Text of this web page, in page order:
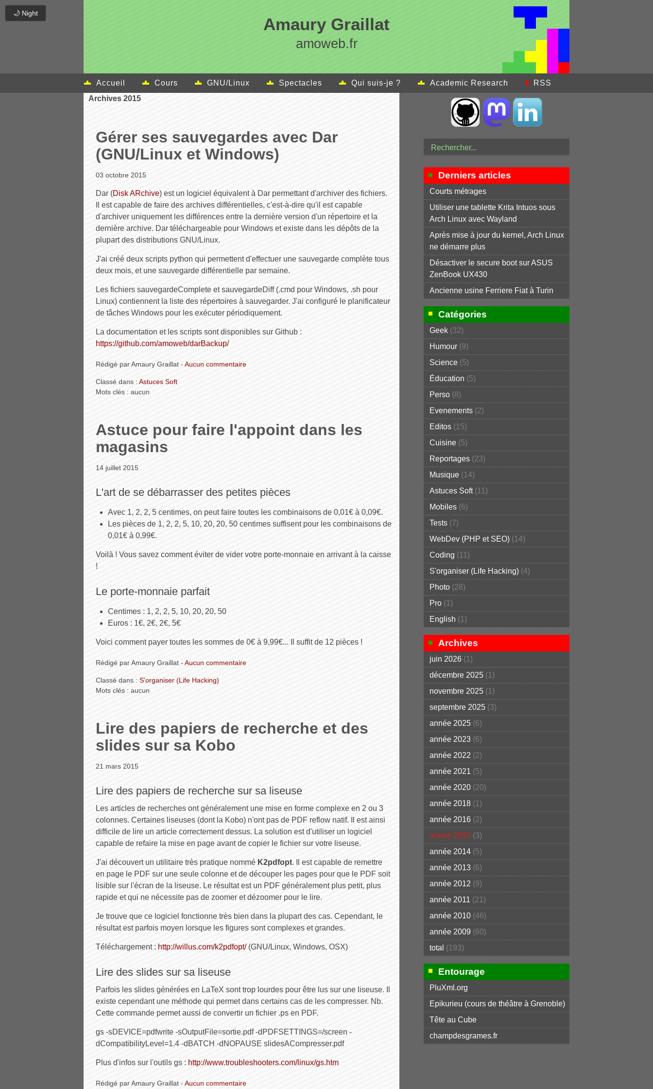
🌙 Night
Amaury Graillat
amoweb.fr
Accueil Cours GNU/Linux Spectacles Qui suis-je ? Academic Research
RSS
Archives 2015
Gérer ses sauvegardes avec Dar
(GNU/Linux et Windows)
03 octobre 2015
Dar (Disk ARchive) est un logiciel équivalent à Dar permettant d'archiver des fichiers.
Il est capable de faire des archives différentielles, c'est-à-dire qu'il est capable
d'archiver uniquement les différences entre la dernière version d'un répertoire et la
dernière archive. Dar téléchargeable pour Windows et existe dans les dépôts de la
plupart des distributions GNU/Linux.
J'ai créé deux scripts python qui permettent d'effectuer une sauvegarde complète tous
deux mois, et une sauvegarde différentielle par semaine.
Les fichiers sauvegardeComplete et sauvegardeDiff (.cmd pour Windows, .sh pour
Linux) contiennent la liste des répertoires à sauvegarder. J'ai configuré le planificateur
de tâches Windows pour les exécuter périodiquement.
La documentation et les scripts sont disponibles sur Github :
https://github.com/amoweb/darBackup/
Rédigé par Amaury Graillat - Aucun commentaire
Classé dans : Astuces Soft
Mots clés : aucun
Astuce pour faire l'appoint dans les
magasins
14 juillet 2015
L'art de se débarrasser des petites pièces
Avec 1, 2, 2, 5 centimes, on peut faire toutes les combinaisons de 0,01€ à 0,09€.
Les pièces de 1, 2, 2, 5, 10, 20, 20, 50 centimes suffisent pour les combinaisons de
0,01€ à 0,99€.
Voilà ! Vous savez comment éviter de vider votre porte-monnaie en arrivant à la caisse
!
Le porte-monnaie parfait
Centimes : 1, 2, 2, 5, 10, 20, 20, 50
Euros : 1€, 2€, 2€, 5€
Voici comment payer toutes les sommes de 0€ à 9,99€... Il suffit de 12 pièces !
Rédigé par Amaury Graillat - Aucun commentaire
Classé dans : S'organiser (Life Hacking)
Mots clés : aucun
Lire des papiers de recherche et des
slides sur sa Kobo
21 mars 2015
Lire des papiers de recherche sur sa liseuse
Les articles de recherches ont généralement une mise en forme complexe en 2 ou 3
colonnes. Certaines liseuses (dont la Kobo) n'ont pas de PDF reflow natif. Il est ainsi
difficile de lire un article correctement dessus. La solution est d'utiliser un logiciel
capable de refaire la mise en page avant de copier le fichier sur votre liseuse.
J'ai découvert un utilitaire très pratique nommé K2pdfopt. Il est capable de remettre
en page le PDF sur une seule colonne et de découper les pages pour que le PDF soit
lisible sur l'écran de la liseuse. Le résultat est un PDF généralement plus petit, plus
rapide et qui ne nécessite pas de zoomer et dézoomer pour le lire.
Je trouve que ce logiciel fonctionne très bien dans la plupart des cas. Cependant, le
résultat est parfois moyen lorsque les figures sont complexes et grandes.
Téléchargement : http://willus.com/k2pdfopt/(GNU/Linux, Windows, OSX)
Lire des slides sur sa liseuse
Parfois les slides générées en LaTeX sont trop lourdes pour être lus sur une liseuse. Il
existe cependant une méthode qui permet dans certains cas de les compresser. Nb.
Cette commande permet aussi de convertir un fichier .ps en PDF.
gs -sDEVICE=pdfwrite -sOutputFile=sortie.pdf -dPDFSETTINGS=/screen -
dCompatibilityLevel=1.4 -dBATCH -dNOPAUSE slidesACompresser.pdf
Plus d'infos sur l'outils gs : http://www.troubleshooters.com/linux/gs.htm
Rédigé par Amaury Graillat - Aucun commentaire
Derniers articles
Courts métrages
Utiliser une tablette Krita Intuos sous
Arch Linux avec Wayland
Après mise à jour du kernel, Arch Linux
ne démarre plus
Désactiver le secure boot sur ASUS
ZenBook UX430
Ancienne usine Ferriere Fiat à Turin
Catégories
Geek (32)
Humour (9)
Science (5)
Éducation (5)
Perso (8)
Evenements (2)
Editos (15)
Cuisine (5)
Reportages (23)
Musique (14)
Astuces Soft(11)
Mobiles (6)
Tests (7)
WebDev (PHP et SEO) (14)
Coding (11)
S'organiser (Life Hacking) (4)
Photo (28)
Pro (1)
English (1)
Archives
juin 2026 (1)
décembre 2025 (1)
novembre 2025 (1)
septembre 2025 (3)
année 2025 (6)
année 2023 (6)
année 2022 (2)
année 2021 (5)
année 2020 (20)
année 2018 (1)
année 2016 (2)
année 2015 (3)
année 2014 (5)
année 2013 (6)
année 2012 (9)
année 2011 (21)
année 2010 (46)
année 2009 (60)
total (193)
Entourage
PluXml.org
Epikurieu (cours de théâtre à Grenoble)
Tête au Cube
champdesgrames.fr